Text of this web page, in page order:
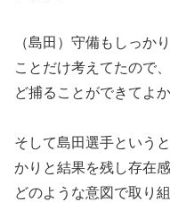
（島田）守備もしっか
ことだけ考えてたので
ど捕ることができてよ
そして島田選手という
かりと結果を残し存在
どのような意図で取り